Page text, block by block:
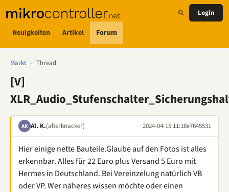
Neuigkeiten Artikel Forum
Login
Markt › Thread
[V]
AK Al. K.(alterknacker) 2024-04-15 11:18#7645531
Hier einige nette Bauteile.Glaube auf den Fotos ist alles
erkennbar. Alles für 22 Euro plus Versand 5 Euro mit
Hermes in Deutschland. Bei Vereinzelung natürlich VB
oder VP. Wer näheres wissen möchte oder einen